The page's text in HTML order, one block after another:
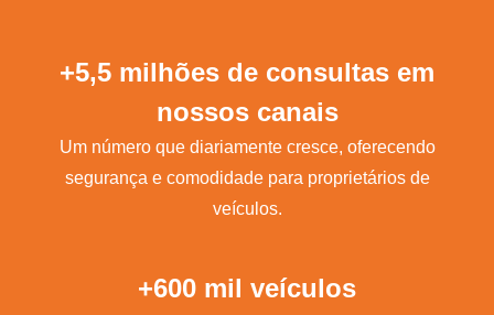
+5,5 milhões de consultas em
nossos canais
Um número que diariamente cresce, oferecendo
segurança e comodidade para proprietários de
veículos.
+600 mil veículos